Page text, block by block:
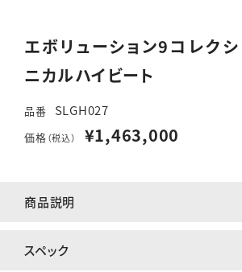
エボリューション9コレクシ
ニカルハイビート
品番 SLGH027
価格（税込） ¥1,463,000
商品説明
スペック